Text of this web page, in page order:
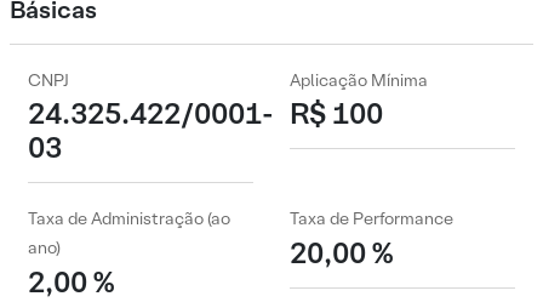
Básicas
CNPJ
24.325.422/0001-
03
Aplicação Mínima
R$ 100
Taxa de Administração (ao
ano)
2,00 %
Taxa de Performance
20,00 %